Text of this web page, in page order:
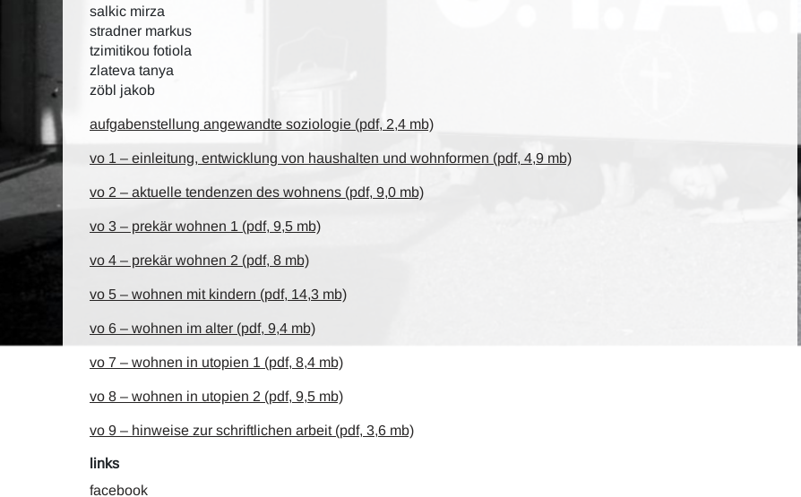
salkic mirza
stradner markus
tzimitikou fotiola
zlateva tanya
zöbl jakob
aufgabenstellung angewandte soziologie (pdf, 2,4 mb)
vo 1 – einleitung, entwicklung von haushalten und wohnformen (pdf, 4,9 mb)
vo 2 – aktuelle tendenzen des wohnens (pdf, 9,0 mb)
vo 3 – prekär wohnen 1 (pdf, 9,5 mb)
vo 4 – prekär wohnen 2 (pdf, 8 mb)
vo 5 – wohnen mit kindern (pdf, 14,3 mb)
vo 6 – wohnen im alter (pdf, 9,4 mb)
vo 7 – wohnen in utopien 1 (pdf, 8,4 mb)
vo 8 – wohnen in utopien 2 (pdf, 9,5 mb)
vo 9 – hinweise zur schriftlichen arbeit (pdf, 3,6 mb)
links
facebook